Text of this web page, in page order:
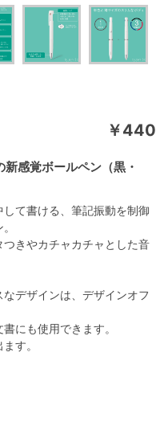
感覚ボールペン（黒・
￥440
て書ける、筆記振動を制御
きやカチャカチャとした音
デザインは、デザインオフ
にも使用できます。
す。